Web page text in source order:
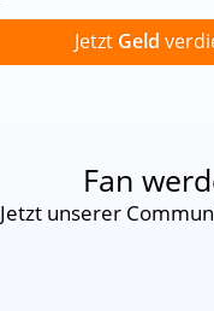
Jetzt Geld
Fan
Jetzt unserer